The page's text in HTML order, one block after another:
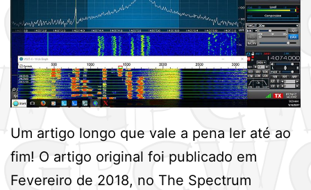
Um artigo longo que vale a pena ler até ao
fim! O artigo original foi publicado em
Fevereiro de 2018, no The Spectrum